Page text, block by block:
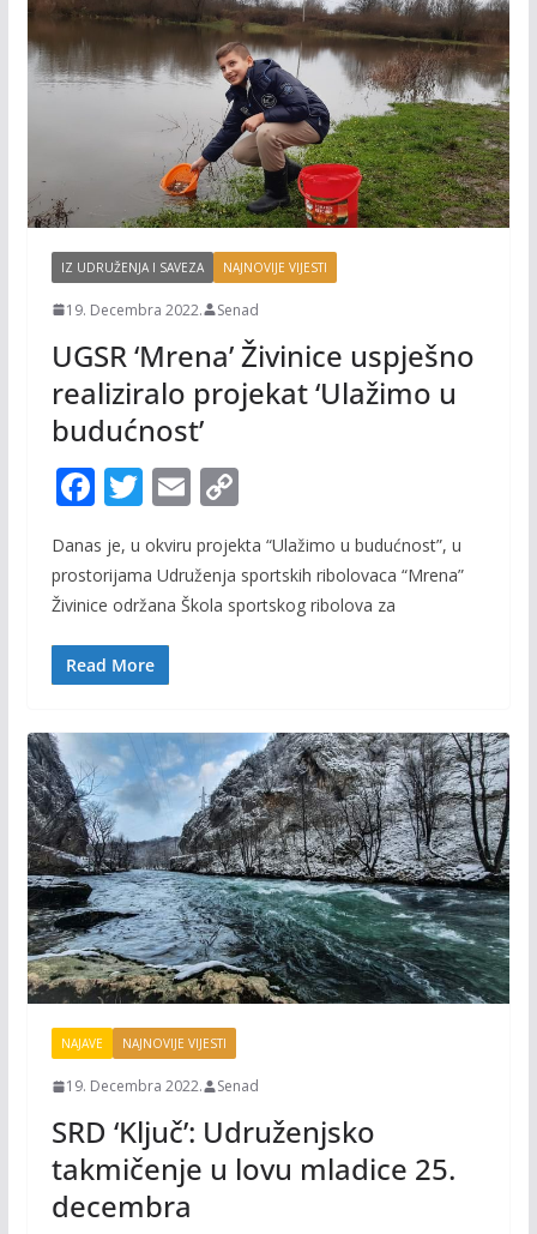
IZ UDRUŽENJA I SAVEZA NAJNOVIJE VIJESTI
19. Decembra 2022. Senad
UGSR ‘Mrena’ Živinice uspješno
realiziralo projekat ‘Ulažimo u
budućnost’
F
e
b
o
o
T
w
itt
er
E
ai
l
C
o
p
y
Danas je, u okviru projekta “Ulažimo u budućnost”, u
prostorijama Udruženja sportskih ribolovaca “Mrena”
Živinice održana Škola sportskog ribolova za
Read More
NAJAVE NAJNOVIJE VIJESTI
19. Decembra 2022. Senad
SRD ‘Ključ’: Udruženjsko
takmičenje u lovu mladice 25.
decembra